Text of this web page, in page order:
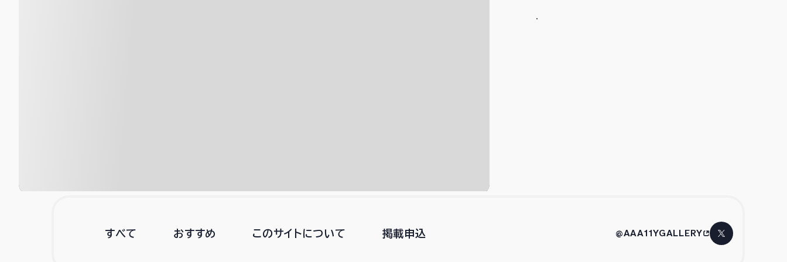
すべて おすすめ このサイトについて 掲載申込 @AAA11YGALLERY